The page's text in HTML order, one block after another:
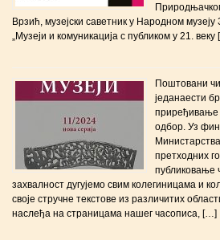
Врзић, музејски саветник у Народном
„Музеји и комуникација с публиком у 21.
Поштовани
једанаести
приређивање
одбор. Уз
претходних
публиковање
захвалност дугујемо свим колегиницама и
своје стручне текстове из различитих
наслеђа на страницама нашег часописа, […]